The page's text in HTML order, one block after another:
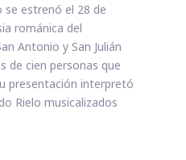
se estrenó el 28 de
románica del
Antonio y San Julián
de cien personas que
presentación interpretó
Rielo musicalizados